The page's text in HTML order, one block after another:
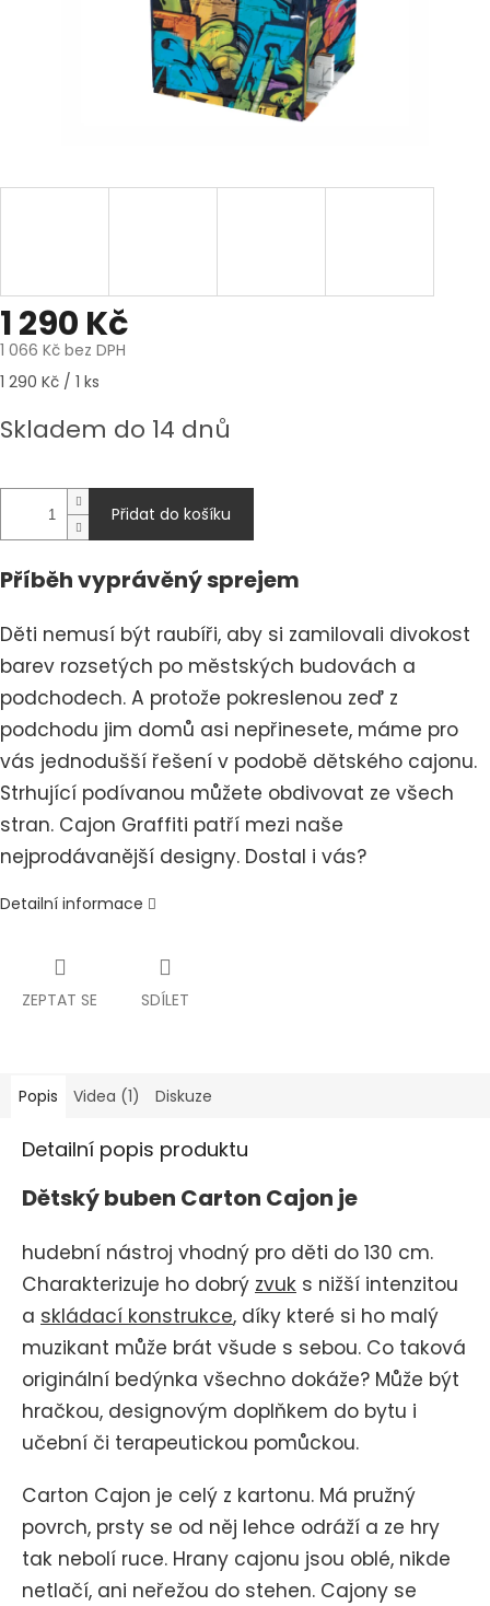
1 290 Kč
1 066 Kč bez DPH
Měrná
1 290 Kč / 1 ks
Skladem do 14 dnů
Přidat do košíku
Příběh vyprávěný sprejem
Děti nemusí být raubíři, aby si zamilovali divokost
barev rozsetých po městských budovách a
podchodech. A protože pokreslenou zeď z
podchodu jim domů asi nepřinesete, máme pro
vás jednodušší řešení v podobě dětského cajonu.
Strhující podívanou můžete obdivovat ze všech
stran. Cajon Graffiti patří mezi naše
nejprodávanější designy. Dostal i vás?
Detailní informace
ZEPTAT SE SDÍLET
Popis Videa (1) Diskuze
Detailní popis produktu
Dětský buben Carton Cajon je
hudební nástroj vhodný pro děti do 130 cm.
Charakterizuje ho dobrý zvuk s nižší intenzitou
a skládací konstrukce, díky které si ho malý
muzikant může brát všude s sebou. Co taková
originální bedýnka všechno dokáže? Může být
hračkou, designovým doplňkem do bytu i
učební či terapeutickou pomůckou.
Carton Cajon je celý z kartonu. Má pružný
povrch, prsty se od něj lehce odráží a ze hry
tak nebolí ruce. Hrany cajonu jsou oblé, nikde
netlačí, ani neřežou do stehen. Cajony se